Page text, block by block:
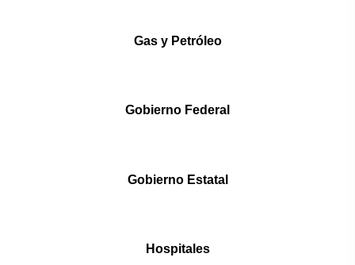
Gas y Petróleo
Gobierno Federal
Gobierno Estatal
Hospitales